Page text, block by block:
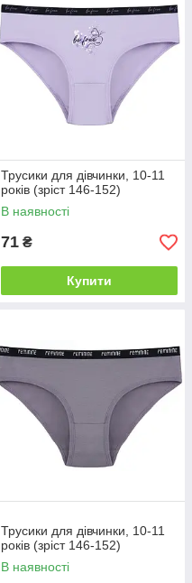
Трусики для дівчинки, 10-11
років (зріст 146-152)
В наявності
71 ₴
Купити
Трусики для дівчинки, 10-11
років (зріст 146-152)
В наявності